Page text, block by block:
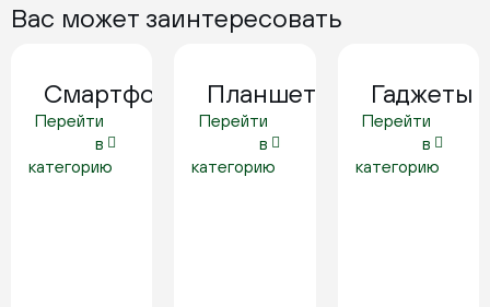
Вас может заинтересовать
Смартфоны
Перейти
в
категорию
Планшеты
Перейти
в
категорию
Гаджеты
Перейти
в
категорию